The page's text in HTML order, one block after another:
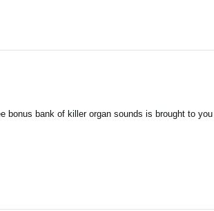
bonus bank of killer organ sounds is brought to